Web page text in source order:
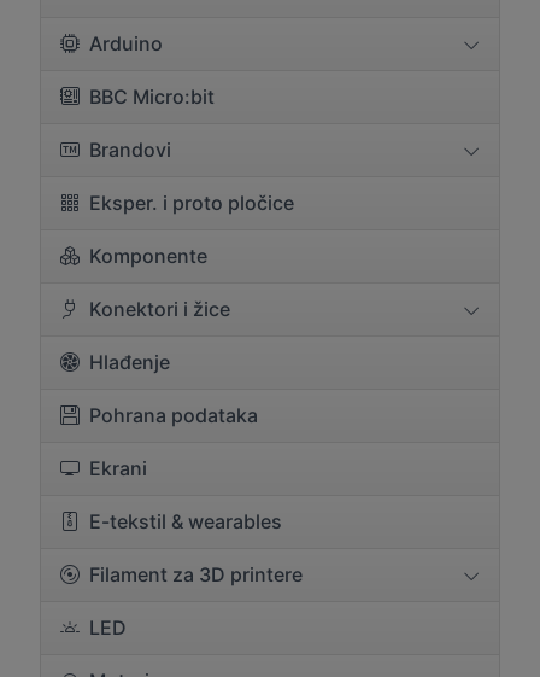
Arduino
BBC Micro:bit
Brandovi
Eksper. i proto pločice
Komponente
Konektori i žice
Hlađenje
Pohrana podataka
Ekrani
E-tekstil & wearables
Filament za 3D printere
LED